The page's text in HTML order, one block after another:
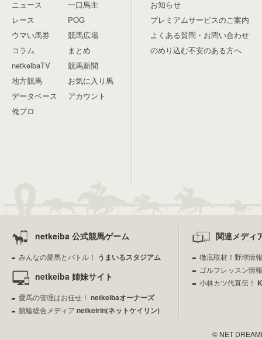
ニュース
レース
ウマい馬券
コラム
netkeibaTV
地方競馬
データベース
俺プロ
一口馬主
POG
競馬広場
まとめ
競馬新聞
お気に入り馬
アカウント
お知らせ
プレミアムサービスのご案内
よくある質問・お問い合わせ
のめり込む不安のある方へ
netkeiba 公式競馬ゲーム
みんなの愛馬とバトル！ うまいるスタジアム
netkeiba 姉妹サイト
愛馬の管理はお任せ！ netkeibaオーナーズ
競輪総合メディア netkeirin(ネットケイリン)
関連メディ
徹底取材！野球情
ゴルフレッスン情
小林カツ代直伝！
© NET